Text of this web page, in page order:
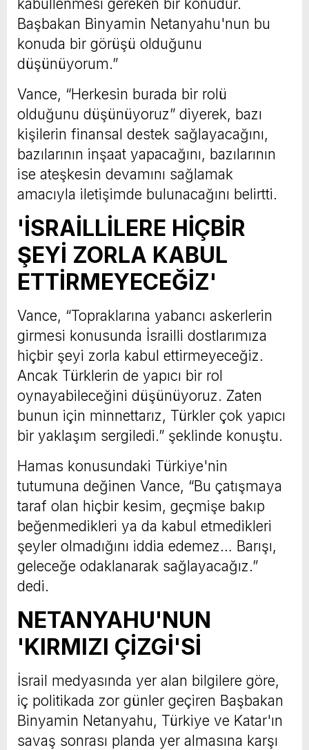
kabullenmesi gereken bir konudur.
Başbakan Binyamin Netanyahu'nun bu
konuda bir görüşü olduğunu
düşünüyorum.”
Vance, “Herkesin burada bir rolü
olduğunu düşünüyoruz” diyerek, bazı
kişilerin finansal destek sağlayacağını,
bazılarının inşaat yapacağını, bazılarının
ise ateşkesin devamını sağlamak
amacıyla iletişimde bulunacağını belirtti.
'İSRAİLLİLERE HİÇBİR
ŞEYİ ZORLA KABUL
ETTİRMEYECEĞİZ'
Vance, “Topraklarına yabancı askerlerin
girmesi konusunda İsrailli dostlarımıza
hiçbir şeyi zorla kabul ettirmeyeceğiz.
Ancak Türklerin de yapıcı bir rol
oynayabileceğini düşünüyoruz. Zaten
bunun için minnettarız, Türkler çok yapıcı
bir yaklaşım sergiledi.” şeklinde konuştu.
Hamas konusundaki Türkiye'nin
tutumuna değinen Vance, “Bu çatışmaya
taraf olan hiçbir kesim, geçmişe bakıp
beğenmedikleri ya da kabul etmedikleri
şeyler olmadığını iddia edemez… Barışı,
geleceğe odaklanarak sağlayacağız.”
dedi.
NETANYAHU'NUN
'KIRMIZI ÇİZGİ'Sİ
İsrail medyasında yer alan bilgilere göre,
iç politikada zor günler geçiren Başbakan
Binyamin Netanyahu, Türkiye ve Katar'ın
savaş sonrası planda yer almasına karşı